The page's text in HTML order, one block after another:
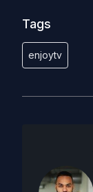
Tags
enjoytv